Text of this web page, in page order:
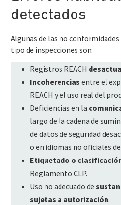
detectados
Algunas de las no
tipo de inspecciones son:
Registros REACH
Incoherencias entre el
REACH y el uso real del
Deficiencias en la
largo de la cadena de
de datos de seguridad
o en idiomas no oficiales
Etiquetado o
Reglamento CLP.
Uso no adecuado de
sujetas a autorización.